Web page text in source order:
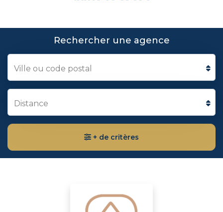
Rechercher une agence
Ville ou code postal
Distance
+ de critères